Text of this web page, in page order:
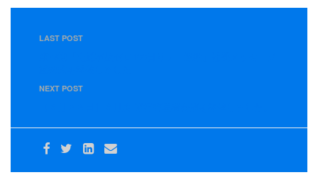
LAST POST
NEXT POST